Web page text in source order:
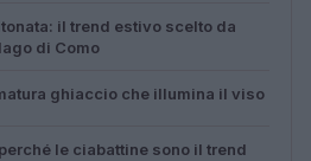
il trend estivo scelto da
di Como
ghiaccio che illumina il viso
le ciabattine sono il trend